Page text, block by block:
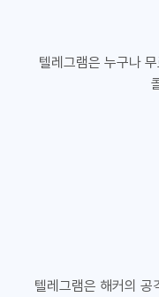
텔레그램은 누구나
텔레그램은 해커의 공